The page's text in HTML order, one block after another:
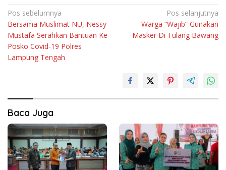
Navigasi
pos
Pos sebelumnya
Bersama Muslimat NU, Nessy
Mustafa Serahkan Bantuan Ke
Posko Covid-19 Polres
Lampung Tengah
Pos selanjutnya
Warga “Wajib” Gunakan
Masker Di Tulang Bawang
Baca Juga